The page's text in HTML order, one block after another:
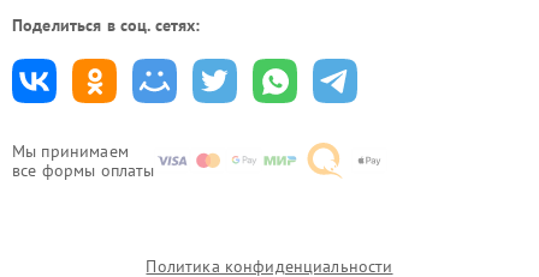
Мы принимаем
все формы оплаты
Поделиться в соц. сетях:
Политика конфиденциальности